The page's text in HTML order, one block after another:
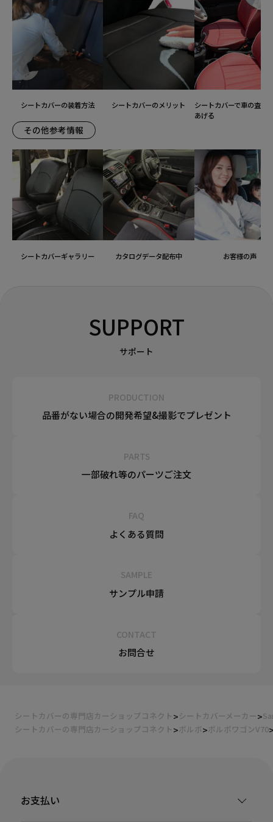
シートカバーの装着方法 シートカバーのメリット
シートカバーで車の査定
あげる
その他参考情報
シートカバーギャラリー カタログデータ配布中 お客様の声
SUPPORT
サポート
PRODUCTION
品番がない場合の開発希望&撮影でプレゼント
PARTS
一部破れ等のパーツご注文
FAQ
よくある質問
SAMPLE
サンプル申請
CONTACT
お問合せ
シートカバーの専門店カーショップコネクト シートカバーメーカー
シートカバーの専門店カーショップコネクト
ボルボ ボルボワゴンV70
お支払い